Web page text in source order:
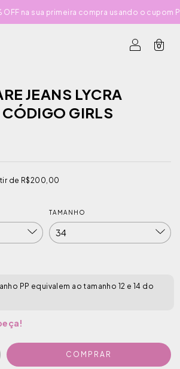
primeira compra usando o cupom
0
JEANS LYCRA
CÓDIGO GIRLS
de R$200,00
TAMANHO
PP equivalem ao tamanho 12 e 14 do